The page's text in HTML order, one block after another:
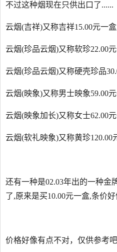
不过这种烟现在只供出口了......
云烟(吉祥)又称吉祥15.00元一
云烟(珍品云烟)又称软珍22.00
云烟(珍品云烟)又称硬壳珍品
云烟(映象)又称男士映象59.00
云烟(映象加长)又称女士62.00
云烟(软礼映象)又称黄珍120.00
还有一种是02.03年出的一种金
了,原来是买10.00元一盒,条价
价格好像有点不对，仅供参考吧